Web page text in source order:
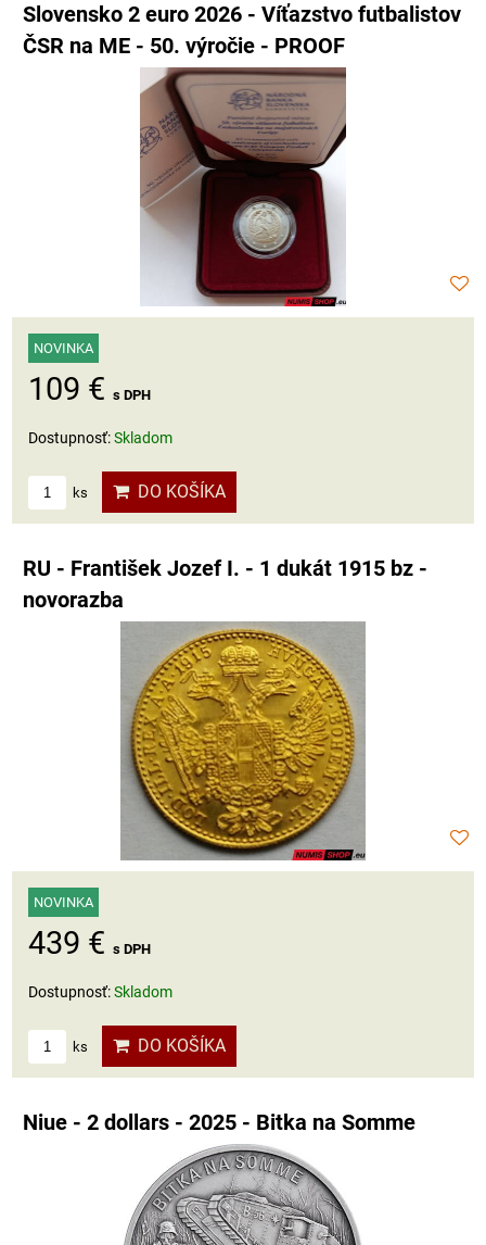
Slovensko 2 euro 2026 - Víťazstvo futbalistov
ČSR na ME - 50. výročie - PROOF
NOVINKA
109 € s DPH
Dostupnosť:Skladom
ks DO KOŠÍKA
RU - František Jozef I. - 1 dukát 1915 bz -
novorazba
NOVINKA
439 € s DPH
Dostupnosť:Skladom
ks DO KOŠÍKA
Niue - 2 dollars - 2025 - Bitka na Somme